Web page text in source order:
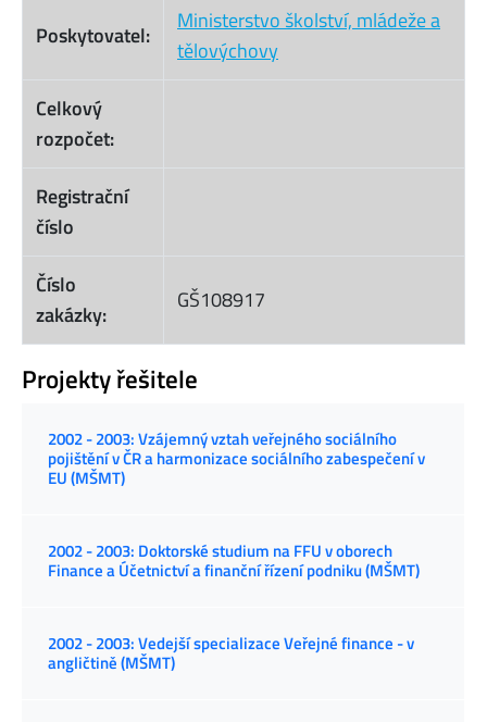
Poskytovatel:
Ministerstvo školství, mládeže a
tělovýchovy
Celkový
rozpočet:
Registrační
číslo
Číslo
zakázky:
GŠ108917
Projekty řešitele
2002 - 2003: Vzájemný vztah veřejného sociálního
pojištění v ČR a harmonizace sociálního zabespečení v
EU (MŠMT)
2002 - 2003: Doktorské studium na FFU v oborech
Finance a Účetnictví a finanční řízení podniku (MŠMT)
2002 - 2003: Vedejší specializace Veřejné finance - v
angličtině (MŠMT)